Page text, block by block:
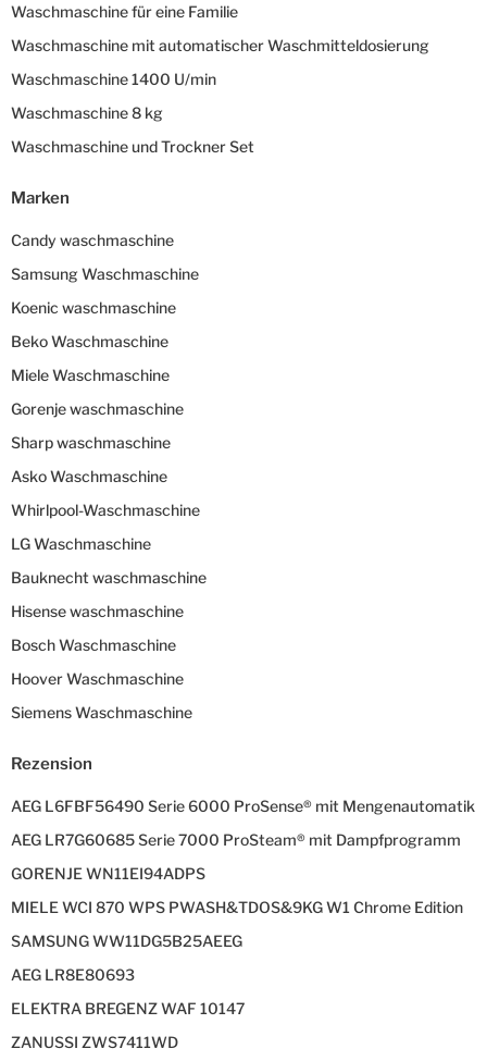
Waschmaschine für eine Familie
Waschmaschine mit automatischer Waschmitteldosierung
Waschmaschine 1400 U/min
Waschmaschine 8 kg
Waschmaschine und Trockner Set
Marken
Candy waschmaschine
Samsung Waschmaschine
Koenic waschmaschine
Beko Waschmaschine
Miele Waschmaschine
Gorenje waschmaschine
Sharp waschmaschine
Asko Waschmaschine
Whirlpool-Waschmaschine
LG Waschmaschine
Bauknecht waschmaschine
Hisense waschmaschine
Bosch Waschmaschine
Hoover Waschmaschine
Siemens Waschmaschine
Rezension
AEG L6FBF56490 Serie 6000 ProSense® mit Mengenautomatik
AEG LR7G60685 Serie 7000 ProSteam® mit Dampfprogramm
GORENJE WN11EI94ADPS
MIELE WCI 870 WPS PWASH&TDOS&9KG W1 Chrome Edition
SAMSUNG WW11DG5B25AEEG
AEG LR8E80693
ELEKTRA BREGENZ WAF 10147
ZANUSSI ZWS7411WD